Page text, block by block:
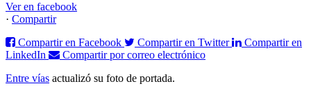
Ver en facebook
· Compartir
Compartir en Facebook
Compartir en Twitter
Compartir en
LinkedIn
Compartir por correo electrónico
Entre vías actualizó su foto de portada.